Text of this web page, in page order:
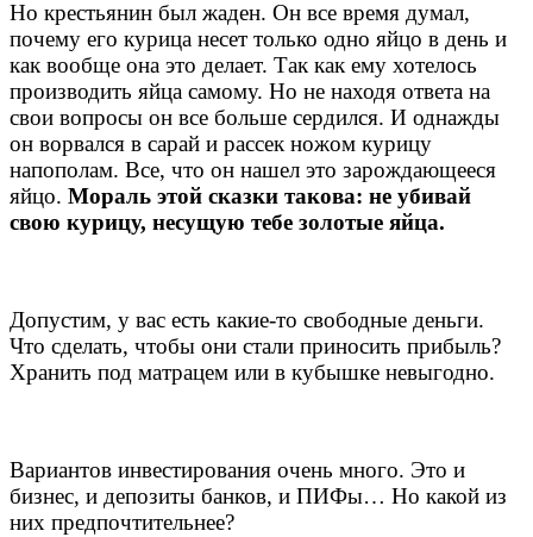
Но крестьянин был жаден. Он все время думал,
почему его курица несет только одно яйцо в день и
как вообще она это делает. Так как ему хотелось
производить яйца самому. Но не находя ответа на
свои вопросы он все больше сердился. И однажды
он ворвался в сарай и рассек ножом курицу
напополам. Все, что он нашел это зарождающееся
яйцо. Мораль этой сказки такова: не убивай
свою курицу, несущую тебе золотые яйца.
Допустим, у вас есть какие-то свободные деньги.
Что сделать, чтобы они стали приносить прибыль?
Хранить под матрацем или в кубышке невыгодно.
Вариантов инвестирования очень много. Это и
бизнес, и депозиты банков, и ПИФы… Но какой из
них предпочтительнее?